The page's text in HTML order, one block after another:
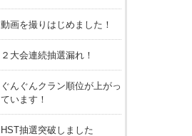
動画を撮りはじめました！
２大会連続抽選漏れ！
ぐんぐんクラン順位が上がっ
ています！
HST抽選突破しました